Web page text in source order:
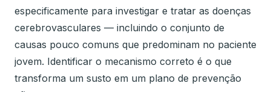
especificamente para investigar e tratar as doenças
cerebrovasculares — incluindo o conjunto de
causas pouco comuns que predominam no paciente
jovem. Identificar o mecanismo correto é o que
transforma um susto em um plano de prevenção